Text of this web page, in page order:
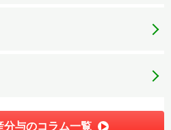
分与のコラム一覧